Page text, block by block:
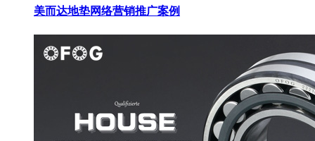
美而达地垫网络营销推广案例